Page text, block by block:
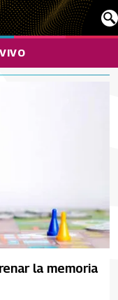
la memoria